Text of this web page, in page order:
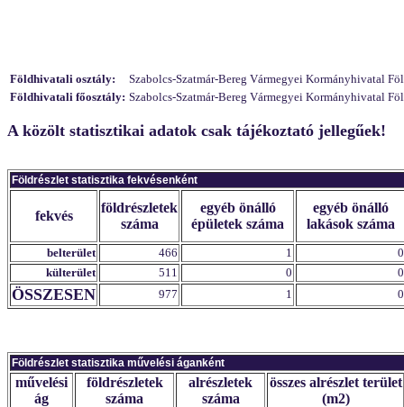
Földhivatali osztály:
Szabolcs-Szatmár-Bereg Vármegyei Kormányhivatal
Földhivatali főosztály: Szabolcs-Szatmár-Bereg Vármegyei Kormányhivatal
A közölt statisztikai adatok csak tájékoztató jellegűek!
Földrészlet statisztika fekvésenként
fekvés
földrészletek
száma
egyéb önálló
épületek száma
egyéb önálló
lakások száma
belterület 466 1
0
külterület
511 0 0
ÖSSZESEN 977 1 0
Földrészlet statisztika művelési áganként
művelési
ág
földrészletek
száma
alrészletek
száma
összes alrészlet terület
(m2)